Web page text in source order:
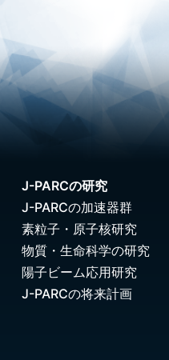
J-PARCの研究
J-PARCの加速器群
素粒子・原子核研究
物質・生命科学の研究
陽子ビーム応用研究
J-PARCの将来計画